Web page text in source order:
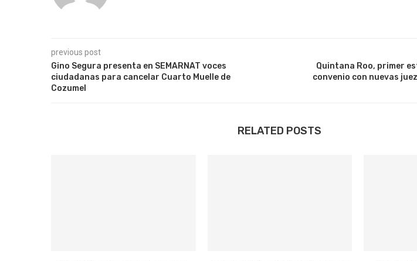
previous post
Gino Segura presenta en SEMARNAT voces
ciudadanas para cancelar Cuarto Muelle de
Cozumel
Quintana Roo, primer
convenio con nuevas
RELATED POSTS